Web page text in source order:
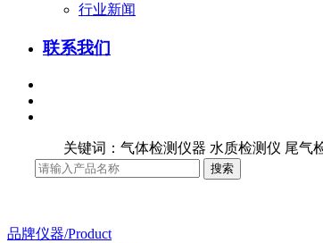
行业新闻
联系我们
关键词：气体检测仪器 水质检测仪 尾气检
品牌仪器/Product